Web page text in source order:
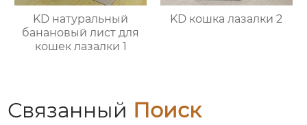
KD натуральный
банановый лист для
кошек лазалки 1
KD кошка лазалки 2
Связанный Поиск